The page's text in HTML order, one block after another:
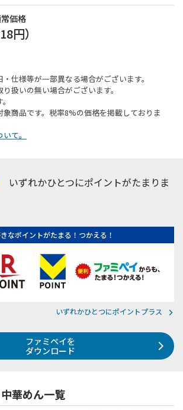
価格
円）
仕様等が一部異なる場合がございます。
扱いの無い場合がございます。
商品です。税率8%の価格を掲載しておりま
て。
いずれかひとつにポイントがたまりま
なポイントがたまる！つかえる！
いずれかひとつにポイントプラス
ファミペイを
ダウンロード
華めん一覧